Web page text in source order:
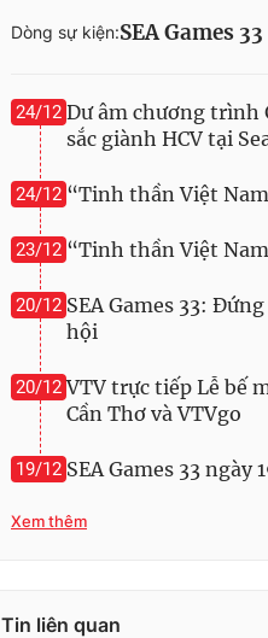
Dòng sự kiện:SEA Games 33
24/12 Dư âm chương trình
sắc giành HCV tại
24/12 “Tinh thần Việt
23/12 “Tinh thần Việt
20/12 SEA Games 33:
hội
20/12 VTV trực tiếp Lễ bế
Cần Thơ và VTVgo
19/12 SEA Games 33
Xem thêm
Tin liên quan